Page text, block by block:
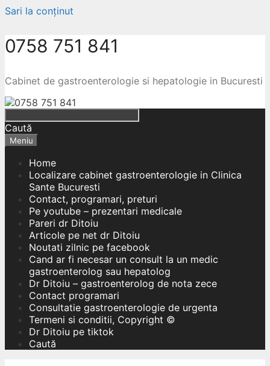
Sari la conținut
0758 751 841
Cabinet de gastroenterologie si hepatologie in Bucuresti
Caută
Meniu
Home
Localizare cabinet gastroenterologie in Clinica
Sante Bucuresti
Contact, programari, preturi
Pe youtube – prezentari medicale
Pareri dr Ditoiu
Articole pe net dr Ditoiu
Noutati zilnic pe facebook
Cand ar fi necesar un consult la un medic
gastroenterolog sau hepatolog
Dr Ditoiu – gastroenterolog de nota zece
Contact programari
Consultatie gastroenterologie de urgenta
Termeni si conditii, Copyright ©
Dr Ditoiu pe tiktok
Caută